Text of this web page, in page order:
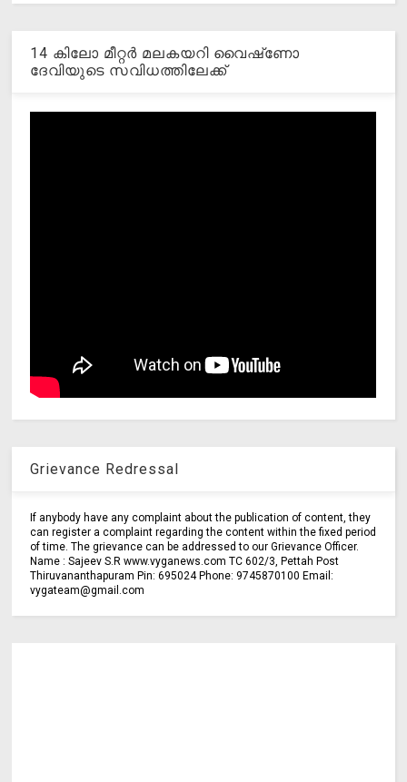
14 കിലോ മീറ്റര്‍ മലകയറി വൈഷ്‌ണോ
ദേവിയുടെ സവിധത്തിലേക്ക്
Grievance Redressal
If anybody have any complaint about the publication of content, they
can register a complaint regarding the content within the fixed period
of time. The grievance can be addressed to our Grievance Officer.
Name : Sajeev S.R www.vyganews.com TC 602/3, Pettah Post
Thiruvananthapuram Pin: 695024 Phone: 9745870100 Email:
vygateam@gmail.com